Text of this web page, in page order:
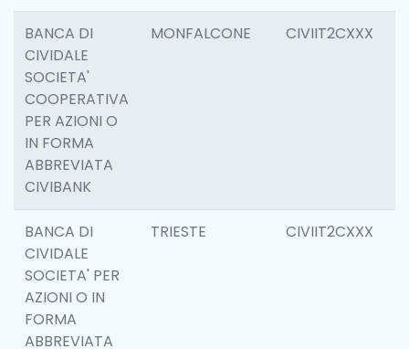
BANCA DI
CIVIDALE
SOCIETA'
COOPERATIVA
PER AZIONI O
IN FORMA
ABBREVIATA
CIVIBANK
MONFALCONE CIVIIT2CXXX
BANCA DI
CIVIDALE
SOCIETA' PER
AZIONI O IN
FORMA
ABBREVIATA
TRIESTE CIVIIT2CXXX